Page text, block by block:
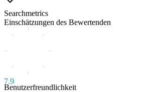
Searchmetrics
Einschätzungen des Bewertenden
7.9
Benutzerfreundlichkeit